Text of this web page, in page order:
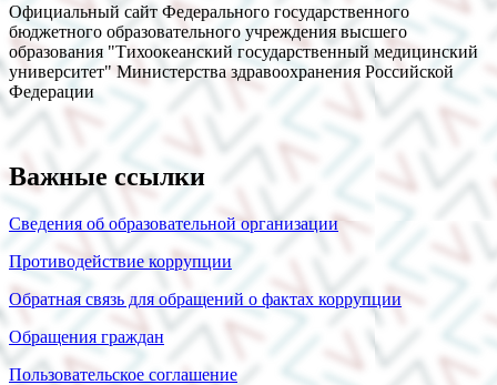
Официальный сайт Федерального государственного
бюджетного образовательного учреждения высшего
образования "Тихоокеанский государственный медицинский
университет" Министерства здравоохранения Российской
Федерации
Важные ссылки
Сведения об образовательной организации
Противодействие коррупции
Обратная связь для обращений о фактах коррупции
Обращения граждан
Пользовательское соглашение